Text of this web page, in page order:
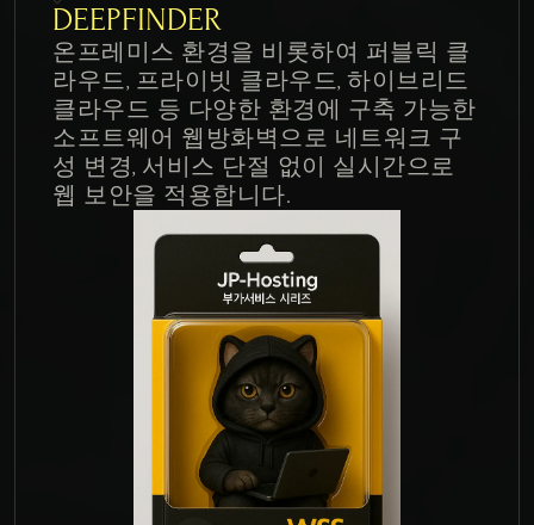
DEEPFINDER
온프레미스 환경을 비롯하여 퍼블릭 클
라우드, 프라이빗 클라우드, 하이브리드
클라우드 등 다양한 환경에 구축 가능한
소프트웨어 웹방화벽으로 네트워크 구
성 변경, 서비스 단절 없이 실시간으로
웹 보안을 적용합니다.